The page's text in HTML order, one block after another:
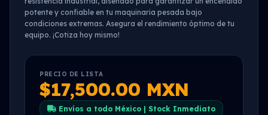
potente y confiable en tu maquinaria pesada bajo
condiciones extremas. Asegura el rendimiento óptimo de tu
equipo. ¡Cotiza hoy mismo!
PRECIO DE LISTA
$17,500.00 MXN
Envíos a todo México | Stock Inmediato